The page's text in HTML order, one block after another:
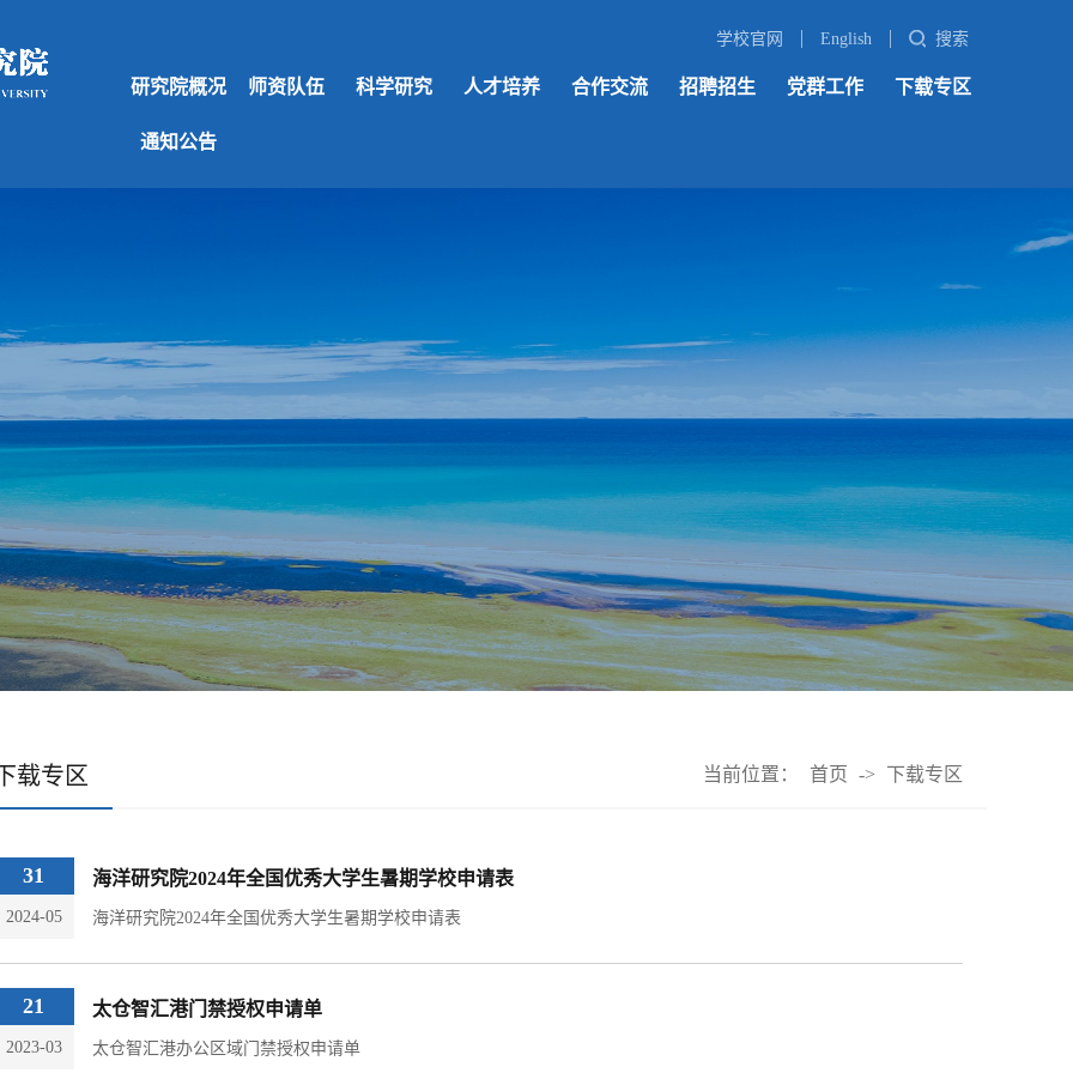
学校官网 English 搜索
研究院概况 师资队伍 科学研究 人才培养 合作交流 招聘招生 党群工作 下载专区
通知公告
载专区 当前位置： 首页 -> 下载专区
31
2024-05
海洋研究院2024年全国优秀大学生暑期学校申请表
海洋研究院2024年全国优秀大学生暑期学校申请表
21
2023-03
太仓智汇港门禁授权申请单
太仓智汇港办公区域门禁授权申请单